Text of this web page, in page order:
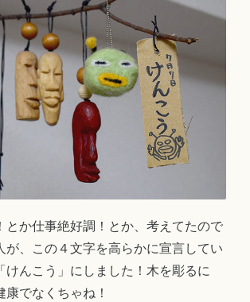
とか仕事絶好調！とか、考えてたので
が、この４文字を高らかに宣言してい
けんこう」にしました！木を彫るに
康でなくちゃね！